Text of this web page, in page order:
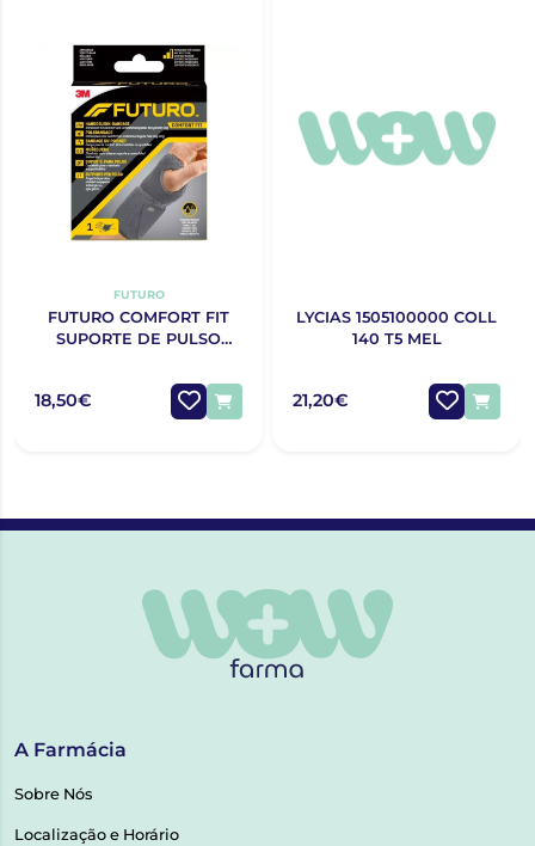
FUTURO
FUTURO COMFORT FIT
SUPORTE DE PULSO
18,50€
LYCIAS 1505100000 COLL
140 T5 MEL
21,20€
A Farmácia
Sobre Nós
Localização e Horário